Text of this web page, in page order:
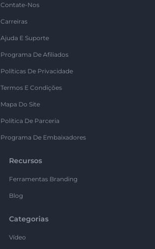
Contate-Nos
Carreiras
Ajuda E Suporte
Programa De Afiliados
Políticas De Privacidade
Termos E Condições
Mapa Do Site
Política De Parceria
Programa De Embaixadores
Recursos
Ferramentas Branding
Blog
Categorias
Vídeo